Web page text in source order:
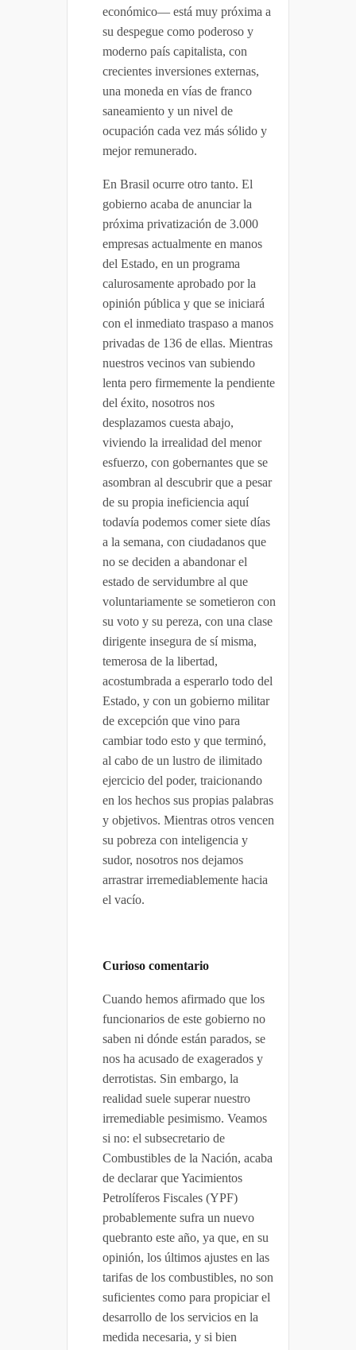
económico— está muy próxima a
su despegue como poderoso y
moderno país capitalista, con
crecientes inversiones externas,
una moneda en vías de franco
saneamiento y un nivel de
ocupación cada vez más sólido y
mejor remunerado.
En Brasil ocurre otro tanto. El
gobierno acaba de anunciar la
próxima privatización de 3.000
empresas actualmente en manos
del Estado, en un programa
calurosamente aprobado por la
opinión pública y que se iniciará
con el inmediato traspaso a manos
privadas de 136 de ellas. Mientras
nuestros vecinos van subiendo
lenta pero firmemente la pendiente
del éxito, nosotros nos
desplazamos cuesta abajo,
viviendo la irrealidad del menor
esfuerzo, con gobernantes que se
asombran al descubrir que a pesar
de su propia ineficiencia aquí
todavía podemos comer siete días
a la semana, con ciudadanos que
no se deciden a abandonar el
estado de servidumbre al que
voluntariamente se sometieron con
su voto y su pereza, con una clase
dirigente insegura de sí misma,
temerosa de la libertad,
acostumbrada a esperarlo todo del
Estado, y con un gobierno militar
de excepción que vino para
cambiar todo esto y que terminó,
al cabo de un lustro de ilimitado
ejercicio del poder, traicionando
en los hechos sus propias palabras
y objetivos. Mientras otros vencen
su pobreza con inteligencia y
sudor, nosotros nos dejamos
arrastrar irremediablemente hacia
el vacío.
Curioso comentario
Cuando hemos afirmado que los
funcionarios de este gobierno no
saben ni dónde están parados, se
nos ha acusado de exagerados y
derrotistas. Sin embargo, la
realidad suele superar nuestro
irremediable pesimismo. Veamos
si no: el subsecretario de
Combustibles de la Nación, acaba
de declarar que Yacimientos
Petrolíferos Fiscales (YPF)
probablemente sufra un nuevo
quebranto este año, ya que, en su
opinión, los últimos ajustes en las
tarifas de los combustibles, no son
suficientes como para propiciar el
desarrollo de los servicios en la
medida necesaria, y si bien